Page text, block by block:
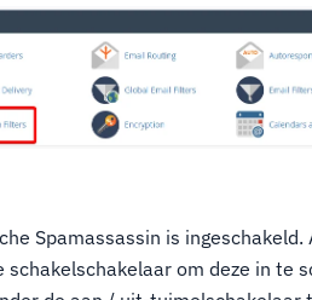
Spamassassin is
schakelschakelaar om deze in te